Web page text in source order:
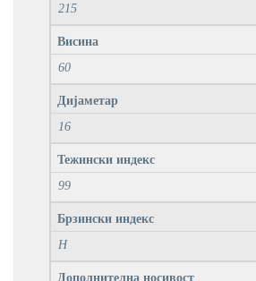
215
Висина
60
Дијаметар
16
Тежински индекс
99
Брзински индекс
H
Дополнителна носивост